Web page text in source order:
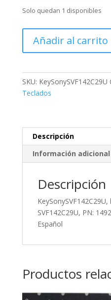
Solo quedan 1 disponibles
keyboard
PN:
149237171ES,
cantidad
Añadir al carrito
SKU: KeySonySVF142C29U
Teclados
Descripción
Información adicional
Descripción
SVF142C29U, PN:
Español
Productos